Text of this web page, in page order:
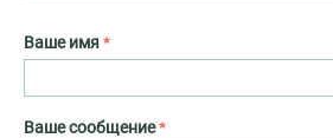
Ваше имя
Ваше сообщение